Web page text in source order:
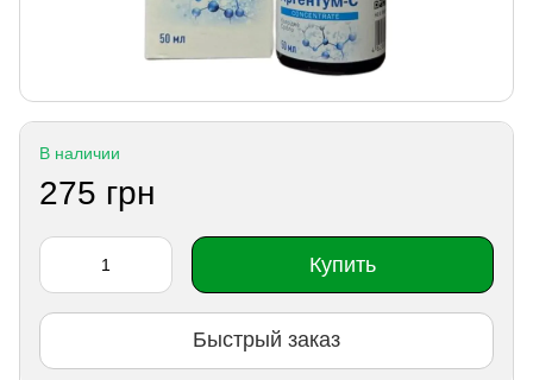
В наличии
275 грн
Купить
Быстрый заказ